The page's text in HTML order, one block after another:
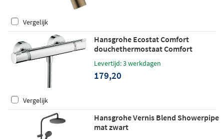
Vergelijk
Hansgrohe Ecostat Comfort
douchethermostaat Comfort
Levertijd: 3 werkdagen
179,20
Vergelijk
Hansgrohe Vernis Blend Showerpipe
mat zwart